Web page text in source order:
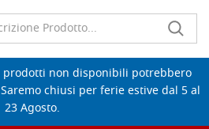
vuota
prodotti non disponibili potrebbero
chiusi per ferie estive dal 5 al
23 Agosto.